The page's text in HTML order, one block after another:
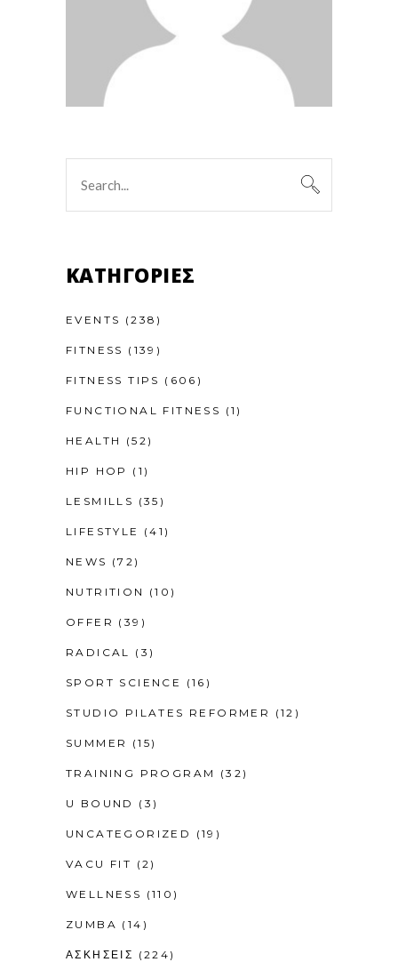
for:
KΑΤΗΓΟΡΊΕΣ
EVENTS (238)
FITNESS (139)
FITNESS TIPS (606)
FUNCTIONAL FITNESS (1)
HEALTH (52)
HIP HOP (1)
LESMILLS (35)
LIFESTYLE (41)
NEWS (72)
NUTRITION (10)
OFFER (39)
RADICAL (3)
SPORT SCIENCE (16)
STUDIO PILATES REFORMER (12)
SUMMER (15)
TRAINING PROGRAM (32)
U BOUND (3)
UNCATEGORIZED (19)
VACU FIT (2)
WELLNESS (110)
ZUMBA (14)
ΑΣΚΗΣΕΙΣ (224)